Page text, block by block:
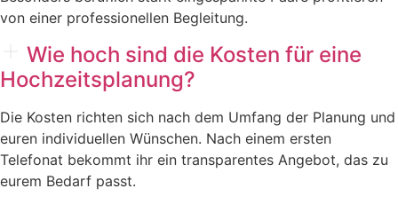
von einer professionellen Begleitung.
Wie hoch sind die Kosten für eine
Hochzeitsplanung?
Die Kosten richten sich nach dem Umfang der Planung und
euren individuellen Wünschen. Nach einem ersten
Telefonat bekommt ihr ein transparentes Angebot, das zu
eurem Bedarf passt.